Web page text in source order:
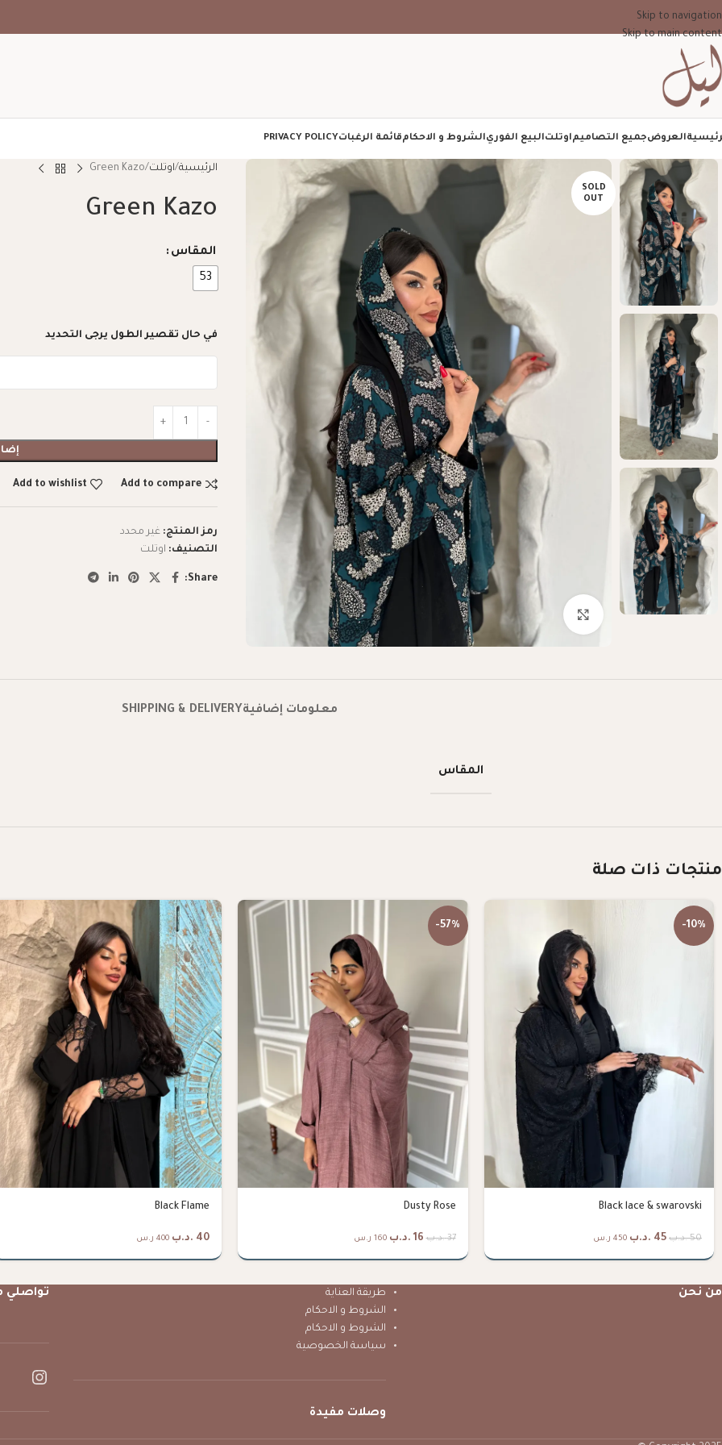
Skip to navigation
Skip to main content
العروضجميع التصاميماوتلتالبيع الفوريالشروط و الاحكامقائمة الرغباتPRIVACY POLICY
SOLD
OUT
Click to enlarge
الرئيسية اوتلت Green Kazo
Green Kazo
المقاس
53
في حال تقصير الطول يرجى التحديد
Add to compare
Add to wishlist
رمز المنتج: غير محدد
التصنيف: اوتلت
Share:
معلومات إضافيةSHIPPING & DELIVERY
المقاس
منتجات ذات صلة
-10%
Black lace & swarovski
50 .د.ب 45 .د.ب 450 ر.س
-57%
Dusty Rose
37 .د.ب 16 .د.ب 160 ر.س
Black Flame
40 .د.ب 400 ر.س
من نحن
طريقة العناية
الشروط و الاحكام
الشروط و الاحكام
سياسة الخصوصية
وصلات مفيدة
تواصلي